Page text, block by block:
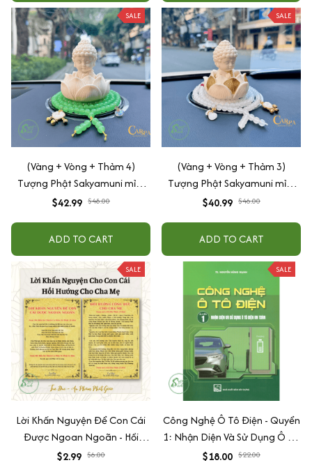
SALE
(Vàng + Vòng + Thảm 4)
Tượng Phật Sakyamuni mỉm
cười cầu bình an may mắn để
$42.99 $48.00
ADD TO CART
SALE
(Vàng + Vòng + Thảm 3)
Tượng Phật Sakyamuni mỉm
cười cầu bình an may mắn để
$40.99 $46.00
ADD TO CART
SALE
Lời Khấn Nguyện Để Con Cái
Được Ngoan Ngoãn - Hồi
Hướng Công Đức Cho Cha Mẹ
$2.99 $6.00
SALE
Công Nghệ Ô Tô Điện - Quyển
1: Nhận Diện Và Sử Dụng Ô Tô
Điện An Toàn
$18.00 $22.00